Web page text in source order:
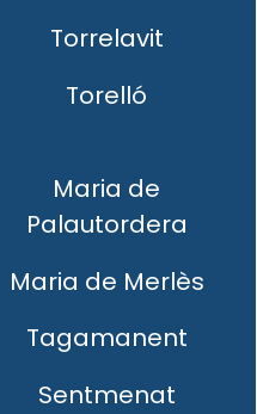
Torrelavit
Torelló
Maria de
Palautordera
Maria de Merlès
Tagamanent
Sentmenat